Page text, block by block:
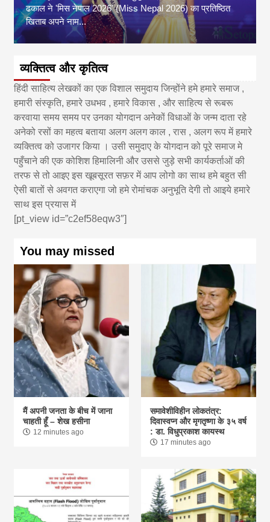
ढकाल ने 'मिस नेपाल 2026' (Miss Nepal 2026) का प्रतिष्ठित
खिताब अपने नाम...
व्यक्तित्व और कृतित्व
हिंदी साहित्य लेखकों का एक विशाल समुदाय जिन्होंने हमे हमारे समाज ,
हमारी संस्कृति, हमारे उधभव , हमारे विकास , और साहित्य से रूबरू
करवाया समय समय पर उनका योगदान अनेकों विधाओं के जन्म दाता रहे
अनेको रसों का महत्व बताया अलग अलग काल , रास , अलग रूप में हमारे
व्यक्तित्व को उजागर किया । उसी समुदाए के योगदान को पूरे समाज मे
पहुँचाने की एक कोशिश हिमालिनी और उससे जुड़े सभी कार्यकर्ताओं की
तरफ से तो आइए इस खूबसूरत सफ़र में आप लोगो का साथ हमे बहुत सी
ऐसी बातों से अवगत कराएगा जो हमे रोमांचक अनुभूति देगी तो आइये हमारे
साथ इस प्रयास में
[pt_view id=”c2ef58eqw3″]
You may missed
मैं अपनी जनता के बीच में जाना
चाहती हूँ – शेख हसीना
12 minutes ago
समावेशीविहीन लोकतंत्र:
दिवास्वप्न और मृगतृष्णा के ३५ वर्ष
: डा. विधुप्रकाश कायस्थ
17 minutes ago